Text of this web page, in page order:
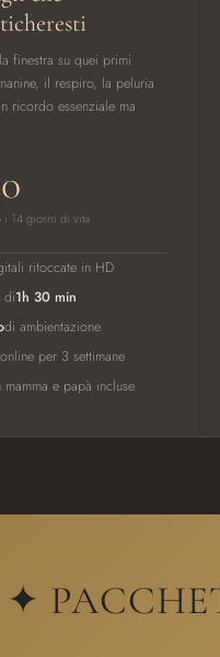
finestra su quei primi
il respiro, la peluria
ricordo essenziale ma
i 14 giorni di vita
ritoccate in HD
di1h 30 min
di ambientazione
per 3 settimane
mamma e papà incluse
✦